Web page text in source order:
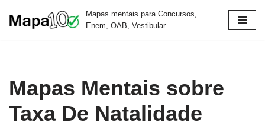
Mapas mentais para Concursos,
Enem, OAB, Vestibular
Mapas Mentais sobre
Taxa De Natalidade